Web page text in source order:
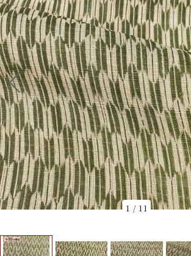
1 / 11